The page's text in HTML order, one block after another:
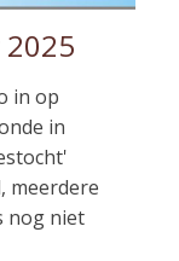
in op
in
meerdere
nog niet